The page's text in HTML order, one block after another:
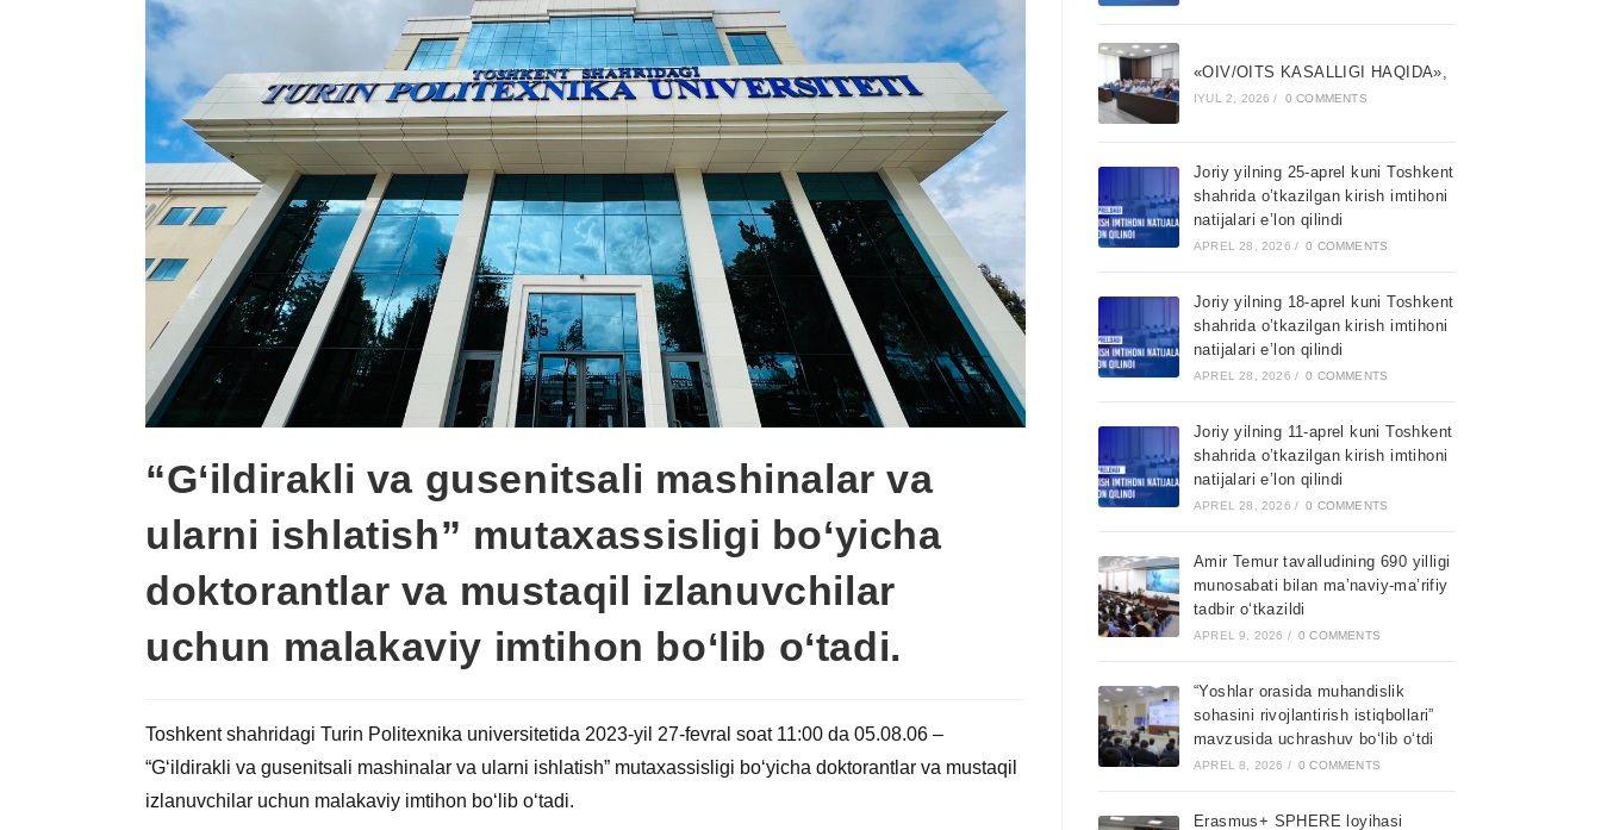
“G‘ildirakli va gusenitsali mashinalar va
ularni ishlatish” mutaxassisligi bo‘yicha
doktorantlar va mustaqil izlanuvchilar
uchun malakaviy imtihon bo‘lib o‘tadi.
Toshkent shahridagi Turin Politexnika universitetida 2023-yil 27-fevral soat 11:00 da 05.08.06 –
“G‘ildirakli va gusenitsali mashinalar va ularni ishlatish” mutaxassisligi bo‘yicha doktorantlar va mustaqil
izlanuvchilar uchun malakaviy imtihon bo‘lib o‘tadi.
«OIV/OITS KASALLIGI HAQIDA»,
IYUL 2, 2026 / 0 COMMENTS
Joriy yilning 25-aprel kuni Toshkent
shahrida o’tkazilgan kirish imtihoni
natijalari e’lon qilindi
APREL 28, 2026 / 0 COMMENTS
Joriy yilning 18-aprel kuni Toshkent
shahrida o’tkazilgan kirish imtihoni
natijalari e’lon qilindi
APREL 28, 2026 / 0 COMMENTS
Joriy yilning 11-aprel kuni Toshkent
shahrida o’tkazilgan kirish imtihoni
natijalari e’lon qilindi
APREL 28, 2026 / 0 COMMENTS
Amir Temur tavalludining 690 yilligi
munosabati bilan ma’naviy-ma’rifiy
tadbir o‘tkazildi
APREL 9, 2026 / 0 COMMENTS
“Yoshlar orasida muhandislik
sohasini rivojlantirish istiqbollari”
mavzusida uchrashuv bo‘lib o‘tdi
APREL 8, 2026 / 0 COMMENTS
Erasmus+ SPHERE loyihasi